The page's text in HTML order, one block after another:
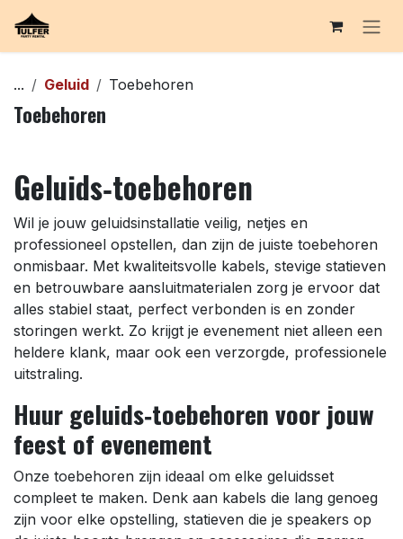
Overslaan naar inhoud
... Geluid Toebehoren
Toebehoren
Geluids‑toebehoren
Wil je jouw geluidsinstallatie veilig, netjes en
professioneel opstellen, dan zijn de juiste toebehoren
onmisbaar. Met kwaliteitsvolle kabels, stevige statieven
en betrouwbare aansluitmaterialen zorg je ervoor dat
alles stabiel staat, perfect verbonden is en zonder
storingen werkt. Zo krijgt je evenement niet alleen een
heldere klank, maar ook een verzorgde, professionele
uitstraling.
Huur geluids‑toebehoren voor jouw
feest of evenement
Onze toebehoren zijn ideaal om elke geluidsset
compleet te maken. Denk aan kabels die lang genoeg
zijn voor elke opstelling, statieven die je speakers op